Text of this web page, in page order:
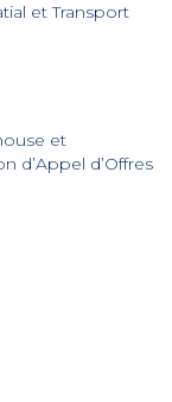
et Transport
et
d’Appel d’Offres